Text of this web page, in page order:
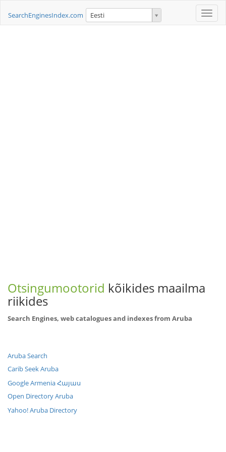
Toggle
SearchEnginesIndex.com Eesti
Otsingumootorid kõikides maailma
riikides
Search Engines, web catalogues and indexes from Aruba
Aruba Search
Carib Seek Aruba
Google Armenia Հայաս
Open Directory Aruba
Yahoo! Aruba Directory